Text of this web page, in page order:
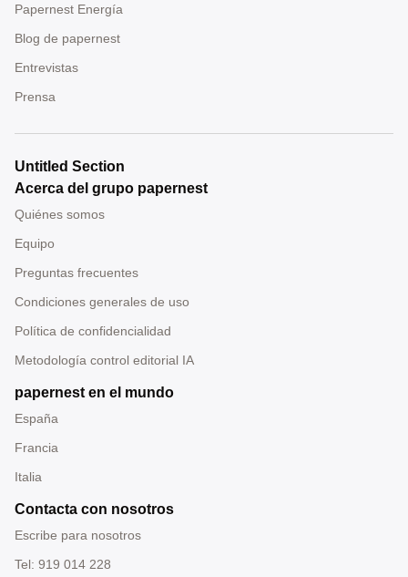
Papernest Energía
Blog de papernest
Entrevistas
Prensa
Untitled Section
Acerca del grupo papernest
Quiénes somos
Equipo
Preguntas frecuentes
Condiciones generales de uso
Política de confidencialidad
Metodología control editorial IA
papernest en el mundo
España
Francia
Italia
Contacta con nosotros
Escribe para nosotros
Tel: 919 014 228